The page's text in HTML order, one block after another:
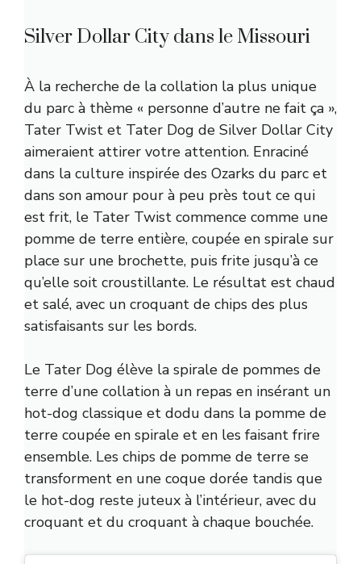
Silver Dollar City dans le Missouri
À la recherche de la collation la plus unique
du parc à thème « personne d’autre ne fait ça »,
Tater Twist et Tater Dog de Silver Dollar City
aimeraient attirer votre attention. Enraciné
dans la culture inspirée des Ozarks du parc et
dans son amour pour à peu près tout ce qui
est frit, le Tater Twist commence comme une
pomme de terre entière, coupée en spirale sur
place sur une brochette, puis frite jusqu’à ce
qu’elle soit croustillante. Le résultat est chaud
et salé, avec un croquant de chips des plus
satisfaisants sur les bords.
Le Tater Dog élève la spirale de pommes de
terre d’une collation à un repas en insérant un
hot-dog classique et dodu dans la pomme de
terre coupée en spirale et en les faisant frire
ensemble. Les chips de pomme de terre se
transforment en une coque dorée tandis que
le hot-dog reste juteux à l’intérieur, avec du
croquant et du croquant à chaque bouchée.